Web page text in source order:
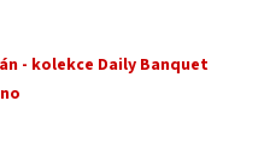
- kolekce Daily Banquet